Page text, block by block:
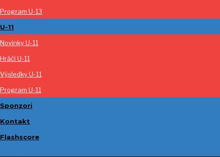
Program U-13
U-11
Novinky U-11
Hráči U-11
Výsledky U-11
Program U-11
Sponzori
Kontakt
Flashscore